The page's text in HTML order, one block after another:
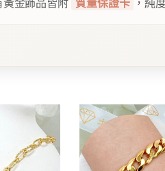
黃金飾品皆附 質量保證卡 ，純